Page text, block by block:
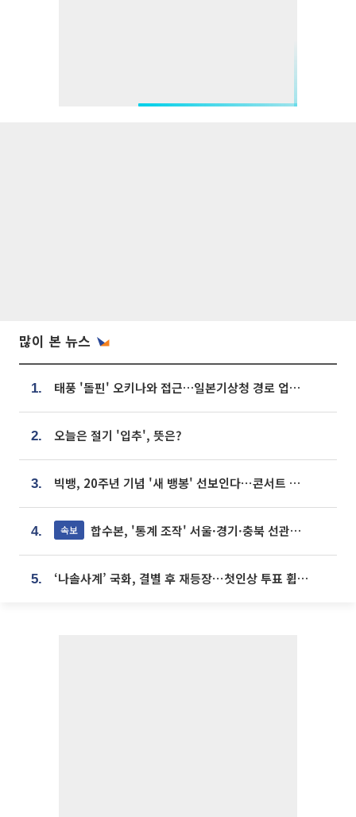
많이 본 뉴스
1. 태풍 '돌핀' 오키나와 접근…일본기상청 경로 업데이트
2. 오늘은 절기 '입추', 뜻은?
3. 빅뱅, 20주년 기념 '새 뱅봉' 선보인다⋯콘서트 앞두고 팝업 개최
4. 속보 합수본, '통계 조작' 서울·경기·충북 선관위 등 추가 압수수색
5. ‘나솔사계’ 국화, 결별 후 재등장⋯첫인상 투표 휩쓸고 ‘인기녀’ 등극